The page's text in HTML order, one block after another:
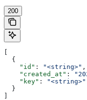
200
[
  {
    "id"
: "<string>" ,
    "created_at"
:
    "key"
:
"<string>"
  }
]